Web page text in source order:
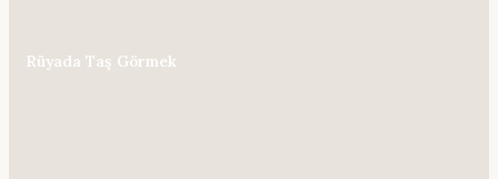
Rüyada Taş Görmek